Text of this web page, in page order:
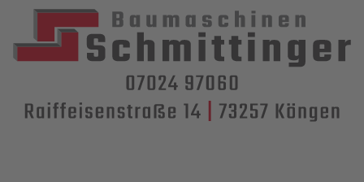
Lader / Planiermaschinen
Lasergesteuerte Maschinen
Teleskopmaschinen
Miniraupenkrane